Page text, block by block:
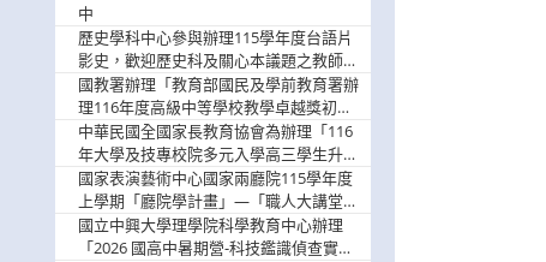
中
歷史學科中心參與辦理115學年度台語片
影史，歡迎歷史科及關心本議題之教師踴
躍報名參加
國教署辦理「教育部國民及學前教育署辦
理116年度高級中等學校教學卓越獎初選
實施計畫」，鼓勵教師踴躍報名
中華民國全國家長教育協會為辦理「116
年大學及技專校院多元入學高三學生升學
輔導家長說明會」
國家表演藝術中心國家兩廳院115學年度
上學期「廳院學計畫」—「職人大講堂」
及「一日體驗課程」，鼓勵踴躍報名參
與。
國立中興大學理學院科學教育中心辦理
「2026 國高中暑期營-科技鑑識偵查實戰